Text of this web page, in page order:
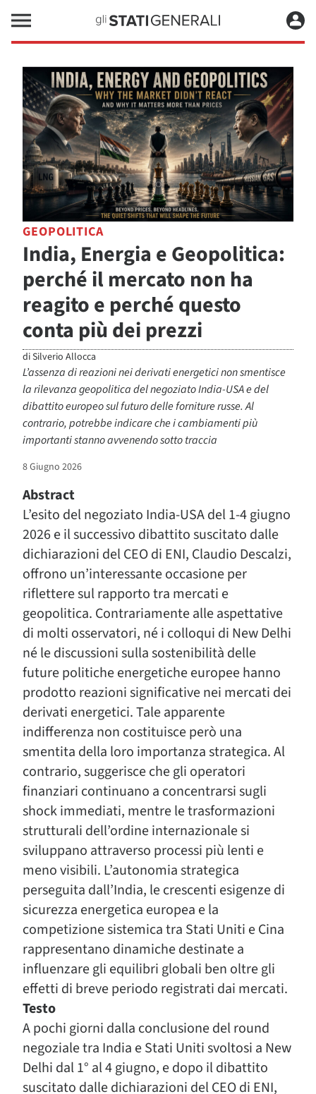
GEOPOLITICA
India, Energia e Geopolitica:
perché il mercato non ha
reagito e perché questo
conta più dei prezzi
diSilverio Allocca
L’assenza di reazioni nei derivati energetici non smentisce
la rilevanza geopolitica del negoziato India-USA e del
dibattito europeo sul futuro delle forniture russe. Al
contrario, potrebbe indicare che i cambiamenti più
importanti stanno avvenendo sotto traccia
8 Giugno 2026
Abstract
L’esito del negoziato India-USA del 1-4 giugno
2026 e il successivo dibattito suscitato dalle
dichiarazioni del CEO di ENI, Claudio Descalzi,
offrono un’interessante occasione per
riflettere sul rapporto tra mercati e
geopolitica. Contrariamente alle aspettative
di molti osservatori, né i colloqui di New Delhi
né le discussioni sulla sostenibilità delle
future politiche energetiche europee hanno
prodotto reazioni significative nei mercati dei
derivati energetici. Tale apparente
indifferenza non costituisce però una
smentita della loro importanza strategica. Al
contrario, suggerisce che gli operatori
finanziari continuano a concentrarsi sugli
shock immediati, mentre le trasformazioni
strutturali dell’ordine internazionale si
sviluppano attraverso processi più lenti e
meno visibili. L’autonomia strategica
perseguita dall’India, le crescenti esigenze di
sicurezza energetica europea e la
competizione sistemica tra Stati Uniti e Cina
rappresentano dinamiche destinate a
influenzare gli equilibri globali ben oltre gli
effetti di breve periodo registrati dai mercati.
Testo
A pochi giorni dalla conclusione del round
negoziale tra India e Stati Uniti svoltosi a New
Delhi dal 1° al 4 giugno, e dopo il dibattito
suscitato dalle dichiarazioni del CEO di ENI,